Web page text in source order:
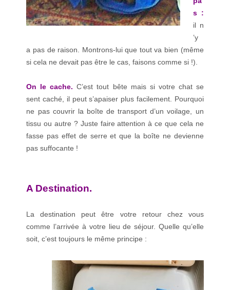
s :
il n
’y
a pas de raison. Montrons-lui que tout va bien (même
si cela ne devait pas être le cas, faisons comme si !).
On le cache. C’est tout bête mais si votre chat se
sent caché, il peut s’apaiser plus facilement. Pourquoi
ne pas couvrir la boîte de transport d’un voilage, un
tissu ou autre ? Juste faire attention à ce que cela ne
fasse pas effet de serre et que la boîte ne devienne
pas suffocante !
A Destination.
La destination peut être votre retour chez vous
comme l’arrivée à votre lieu de séjour. Quelle qu’elle
soit, c’est toujours le même principe :